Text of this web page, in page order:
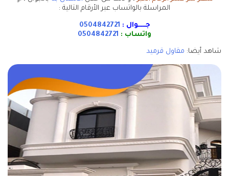
المراسلة بالواتساب عبر الأرقام التالية :
جـــــوال :
واتساب : 0504842721
شاهد أيضا: مقاول قرميد